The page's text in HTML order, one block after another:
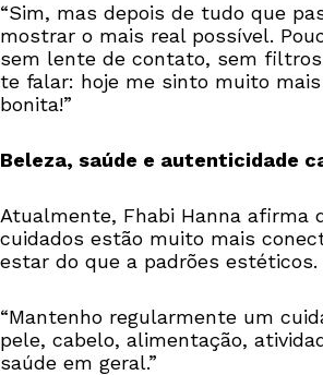
“Sim, mas depois de tudo que
mostrar o mais real possível.
sem lente de contato, sem
te falar: hoje me sinto muito
bonita!”
Beleza, saúde e autenticidade
Atualmente, Fhabi Hanna afirma
cuidados estão muito mais
estar do que a padrões estéticos.
“Mantenho regularmente um
pele, cabelo, alimentação,
saúde em geral.”